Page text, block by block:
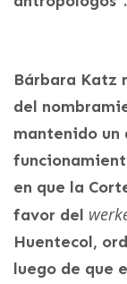
Bárbara Katz
del
mantenido
en que la
favor del
Huentecol,
luego de que